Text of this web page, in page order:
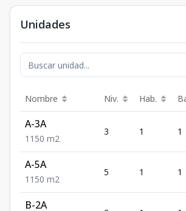
Unidades
Nombre Niv. Hab.
A-3A
1 1 50 m2
3 1 1
A-5A
1 1 50 m2
5 1 1
B-2A